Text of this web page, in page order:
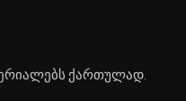
ქართულად.